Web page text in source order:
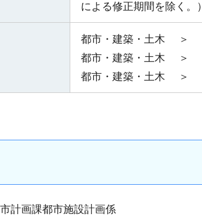
による修正期間を除く。）
都市・建築・土木 ＞
都市・建築・土木
＞
都市・建築・土木
＞
計画課都市施設計画係